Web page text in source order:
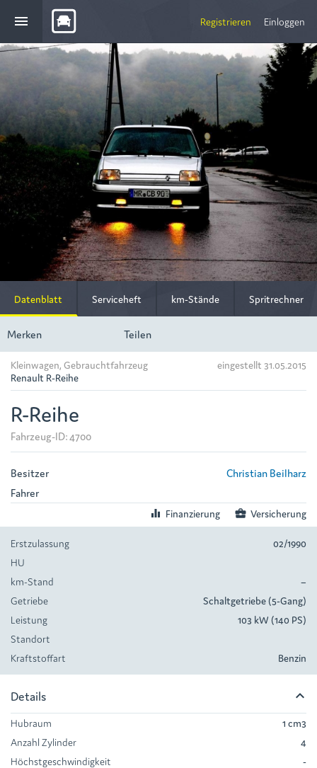
menu Registrieren Einloggen
Datenblatt Serviceheft km-Stände Spritrechner
Merken Teilen
Kleinwagen, Gebrauchtfahrzeug
eingestellt 31.05.2015
Renault R-Reihe
R-Reihe
Fahrzeug-ID: 4700
Besitzer
Christian Beilharz
Fahrer
business_center Versicherung
equalizer Finanzierung
Erstzulassung
02/1990
HU
km-Stand
–
Getriebe
Schaltgetriebe (5-Gang)
Leistung
103 kW (140 PS)
Standort
Kraftstoffart
Benzin
Details keyboard_arrow_up
Hubraum 1 cm3
Anzahl Zylinder
4
Höchstgeschwindigkeit
-